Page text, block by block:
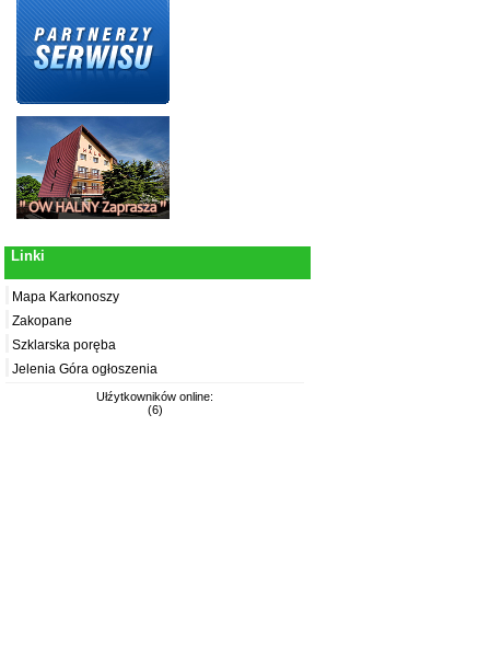
Linki
Mapa Karkonoszy
Zakopane
Szklarska poręba
Jelenia Góra ogłoszenia
Ułźytkowników online:
(6)